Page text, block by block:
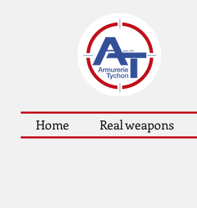
Home Real weapons